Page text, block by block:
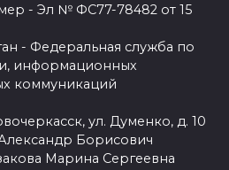
- Эл № ФС77-78482 от 15
- Федеральная служба по
информационных
коммуникаций
ул. Думенко, д. 10
Борисович
Марина Сергеевна